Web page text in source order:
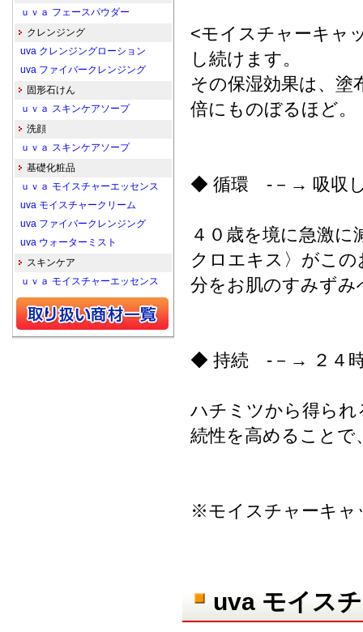
<モイスチャーキャ
し続けます。
その保湿効果は、塗
倍にものぼるほど。
◆ 循環 -－→ 吸収し
４０歳を境に急激
クロエキス〉がこ
分をお肌のすみず
◆ 持続 -－→ ２４時
ハチミツから得られ
続性を高めることで
※モイスチャーキャ
uva モイス
ｕｖａ フェースパウダー
クレンジング
uva クレンジングローション
uva ファイバークレンジング
固形石けん
ｕｖａ スキンケアソープ
洗顔
ｕｖａ スキンケアソープ
基礎化粧品
ｕｖａ モイスチャーエッセンス
uva モイスチャークリーム
uva ファイバークレンジング
uva ウォーターミスト
スキンケア
ｕｖａ モイスチャーエッセンス